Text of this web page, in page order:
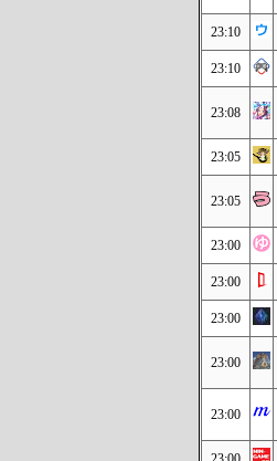
23:10
23:10
23:08
23:05
23:05
23:00
23:00
23:00
23:00
23:00